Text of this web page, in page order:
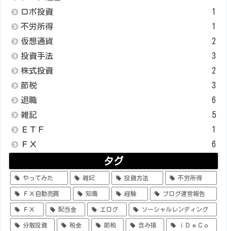
ロボ投資
1
不労所得
1
仮想通貨
2
投資手法
3
株式投資
2
節税
3
退職
6
雑記
5
ＥＴＦ
1
ＦＸ
6
タグ
やってみた 雑記 投資方法 不労所得
ＦＸ自動売買 知識 経験 ブログ運営報告
ＦＸ 配当金 エログ ソーシャルレンディング
分散投資 税金 節税 含み損 ｉＤｅＣｏ